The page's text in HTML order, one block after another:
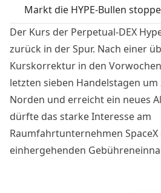
Markt die HYPE-Bullen
Der Kurs der Perpetual-DEX
zurück in der Spur. Nach einer
Kurskorrektur in den
letzten sieben Handelstagen um
Norden und erreicht ein neues
dürfte das starke Interesse am
Raumfahrtunternehmen
einhergehenden